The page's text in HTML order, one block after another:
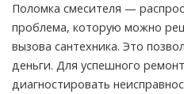
Поломка смесителя —
проблема, которую можно
вызова сантехника. Это
деньги. Для успешного
диагностировать